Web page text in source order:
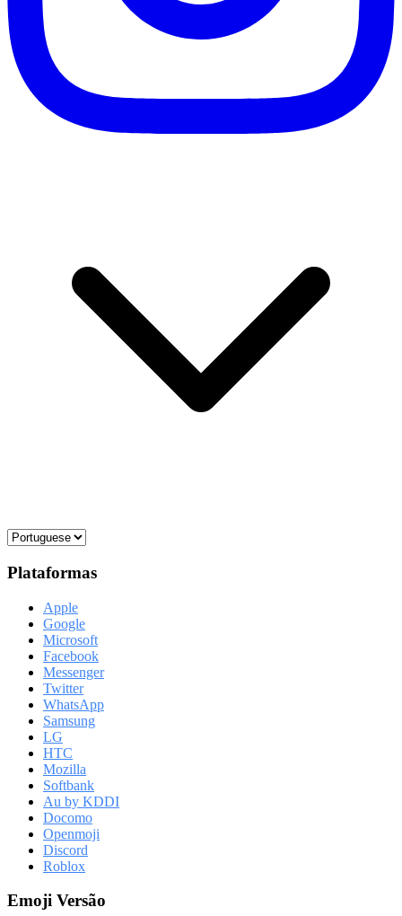
Plataformas
Apple
Google
Microsoft
Facebook
Messenger
Twitter
WhatsApp
Samsung
LG
HTC
Mozilla
Softbank
Au by KDDI
Docomo
Openmoji
Discord
Roblox
Emoji Versão